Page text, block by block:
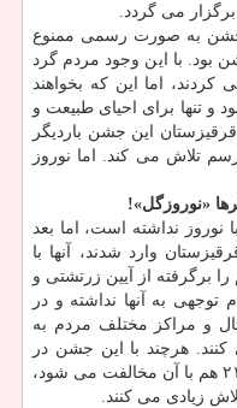
می گردد.
به صورت رسمی ممنوع
بود. با این وجود مردم گرد
اما این که بخواهند
و تنها برای احیای طبیعت و
این جشن باردیگر
تلاش می کند. اما نوروز
«نوروزگل»!
نداشته است، اما بعد
وارد شدند، آنها با
را برگرفته از آیین زرتشتی و
توجهی به آنها نداشته و در
و مراکز مختلف مردم به
هرچند با این جشن در
قرن بیستم مخالفت می شد و در قرن ۲۱ هم با آن مخالفت می شود،
زیادی می کنند.